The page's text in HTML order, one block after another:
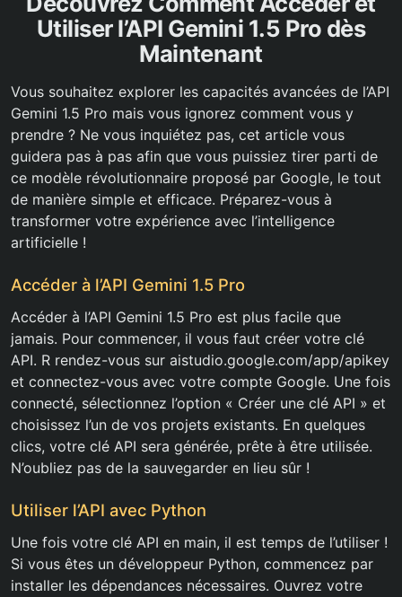
Utiliser l’API Gemini 1.5 Pro dès
Maintenant
Vous souhaitez explorer les capacités avancées de l’API
Gemini 1.5 Pro mais vous ignorez comment vous y
prendre ? Ne vous inquiétez pas, cet article vous
guidera pas à pas afin que vous puissiez tirer parti de
ce modèle révolutionnaire proposé par Google, le tout
de manière simple et efficace. Préparez-vous à
transformer votre expérience avec l’intelligence
artificielle !
Accéder à l’API Gemini 1.5 Pro
Accéder à l’API Gemini 1.5 Pro est plus facile que
jamais. Pour commencer, il vous faut créer votre clé
API. R rendez-vous sur aistudio.google.com/app/apikey
et connectez-vous avec votre compte Google. Une fois
connecté, sélectionnez l’option « Créer une clé API » et
choisissez l’un de vos projets existants. En quelques
clics, votre clé API sera générée, prête à être utilisée.
N’oubliez pas de la sauvegarder en lieu sûr !
Utiliser l’API avec Python
Une fois votre clé API en main, il est temps de l’utiliser !
Si vous êtes un développeur Python, commencez par
installer les dépendances nécessaires. Ouvrez votre